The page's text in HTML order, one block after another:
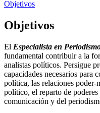
Objetivos
Objetivos
El Especialista en
fundamental contribuir a la
analistas políticos. Persigue
capacidades necesarios para
política, las relaciones
político, el reparto de poderes
comunicación y del